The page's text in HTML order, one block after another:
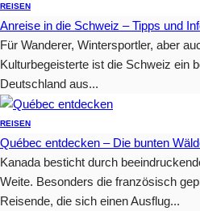
REISEN
Anreise in die Schweiz – Tipps und
Für Wanderer, Wintersportler, aber
Kulturbegeisterte ist die Schweiz ein
Deutschland aus...
REISEN
Québec entdecken – Die bunten
Kanada besticht durch
Weite. Besonders die französisch
Reisende, die sich einen Ausflug...